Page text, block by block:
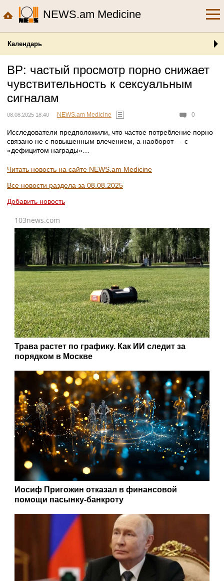
NEWS.am Medicine
Календарь
BP: частый просмотр порно снижает
чувствительность к сексуальным
сигналам
0
08.08.2025 18:40 NEWS.am Medicine
Исследователи предположили, что частое потребление порно
связано не с повышенным влечением, а наоборот — с
«дефицитом награды»…
Читать новость на сайте NEWS.am Medicine
Все новости раздела за 08.08.2025
Добавить новость
103news.com
Трава растет по графику. Как ИИ следит за
порядком в Москве
Иосиф Пригожин отказал в финансовой
помощи пасынку-банкроту